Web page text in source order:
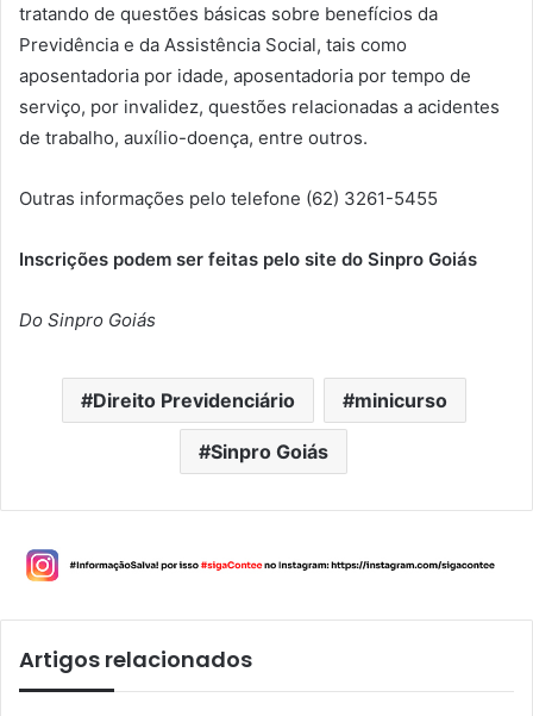
tratando de questões básicas sobre benefícios da
Previdência e da Assistência Social, tais como
aposentadoria por idade, aposentadoria por tempo de
serviço, por invalidez, questões relacionadas a acidentes
de trabalho, auxílio-doença, entre outros.
Outras informações pelo telefone (62) 3261-5455
Inscrições podem ser feitas pelo site do Sinpro Goiás
Do Sinpro Goiás
Direito Previdenciário minicurso
Sinpro Goiás
Artigos relacionados